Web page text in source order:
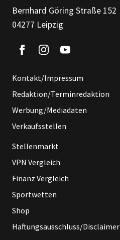
Bernhard Göring Straße 152
04277 Leipzig
Kontakt/Impressum
Redaktion/Terminredaktion
Werbung/Mediadaten
Verkaufsstellen
Stellenmarkt
VPN Vergleich
Finanz Vergleich
Sportwetten
Shop
Haftungsausschluss/Disclaimer